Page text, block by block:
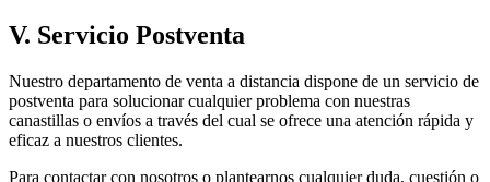
V. Servicio Postventa
Nuestro departamento de venta a distancia dispone de un servicio de
postventa para solucionar cualquier problema con nuestras
canastillas o envíos a través del cual se ofrece una atención rápida y
eficaz a nuestros clientes.
Para contactar con nosotros o plantearnos cualquier duda, cuestión o